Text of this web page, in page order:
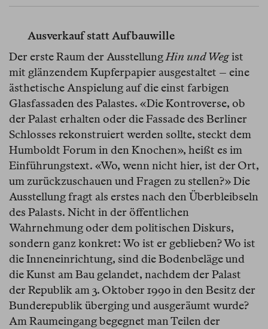
Ausverkauf statt Aufbauwille
Der erste Raum der Ausstellung Hin und Wegist
mit glänzendem Kupferpapier ausgestaltet – eine
ästhetische Anspielung auf die einst farbigen
Glasfassaden des Palastes. «Die Kontroverse, ob
der Palast erhalten oder die Fassade des Berliner
Schlosses rekonstruiert werden sollte, steckt dem
Humboldt Forum in den Knochen», heißt es im
Einführungstext. «Wo, wenn nicht hier, ist der Ort,
um zurückzuschauen und Fragen zu stellen?» Die
Ausstellung fragt als erstes nach den Überbleibseln
des Palasts. Nicht in der öffentlichen
Wahrnehmung oder dem politischen Diskurs,
sondern ganz konkret: Wo ist er geblieben? Wo ist
die Inneneinrichtung, sind die Bodenbeläge und
die Kunst am Bau gelandet, nachdem der Palast
der Republik am 3. Oktober 1990 in den Besitz der
Bunderepublik überging und ausgeräumt wurde?
Am Raumeingang begegnet man Teilen der